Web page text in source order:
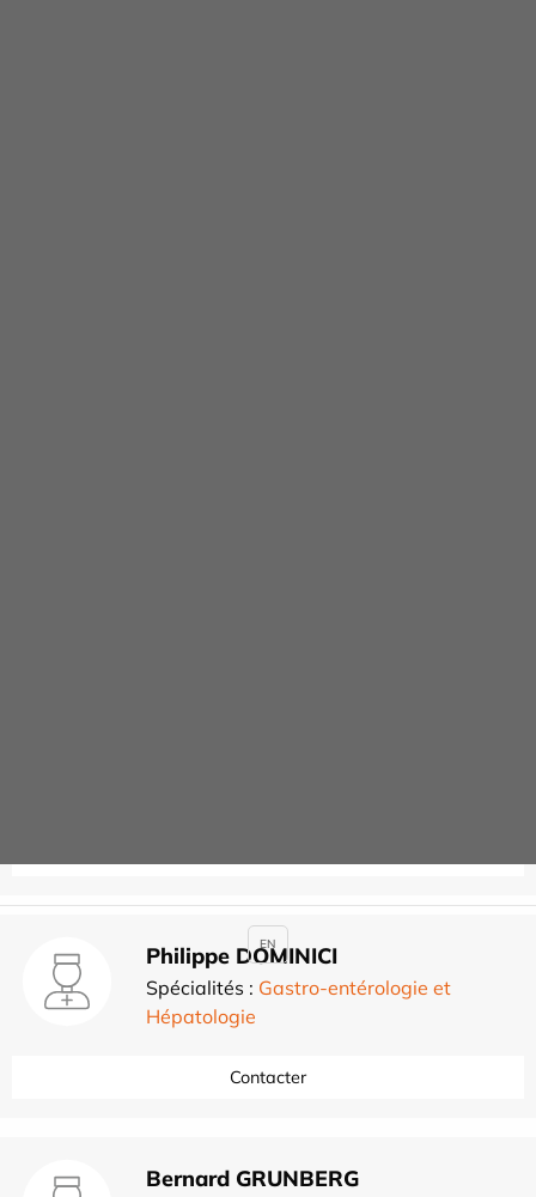
Philippe DOMINICI
Spécialités : Gastro-entérologie et
Hépatologie
Contacter
Bernard GRUNBERG
EN